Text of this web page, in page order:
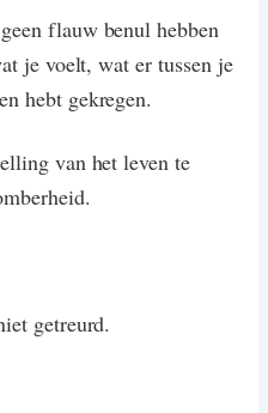
flauw benul hebben
je voelt, wat er tussen je
hebt gekregen.
van het leven te
getreurd.